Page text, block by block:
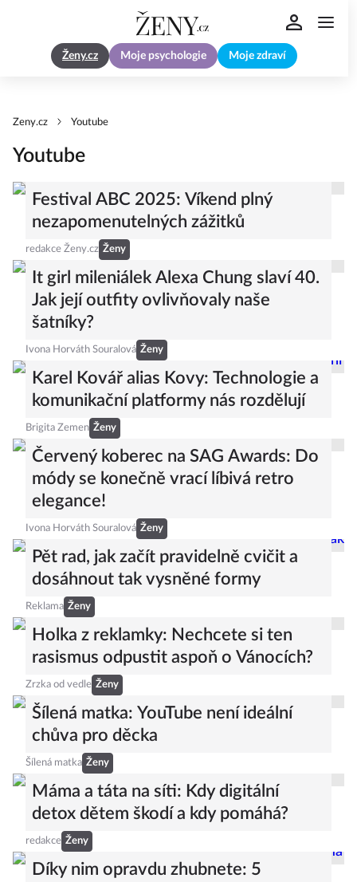
Ženy.cz Moje psychologie Moje zdraví
Zeny.cz Youtube
Youtube
Festival ABC 2025: Víkend plný
nezapomenutelných zážitků
redakce Ženy.cz Ženy
It girl mileniálek Alexa Chung slaví 40.
Jak její outfity ovlivňovaly naše
šatníky?
Ivona Horváth Souralová Ženy
Karel Kovář alias Kovy: Technologie a
komunikační platformy nás rozdělují
Brigita Zemen Ženy
Červený koberec na SAG Awards: Do
módy se konečně vrací líbivá retro
elegance!
Ivona Horváth Souralová Ženy
Pět rad, jak začít pravidelně cvičit a
dosáhnout tak vysněné formy
Reklama Ženy
Holka z reklamky: Nechcete si ten
rasismus odpustit aspoň o Vánocích?
Zrzka od vedle Ženy
Šílená matka: YouTube není ideální
chůva pro děcka
Šílená matka Ženy
Máma a táta na síti: Kdy digitální
detox dětem škodí a kdy pomáhá?
redakce Ženy
Díky nim opravdu zhubnete: 5